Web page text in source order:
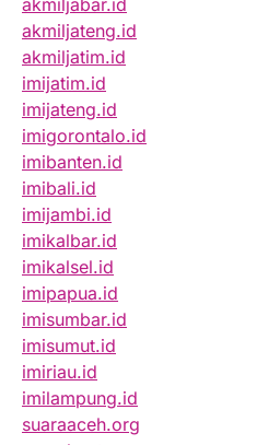
akmiljabar.id
akmiljateng.id
akmiljatim.id
imijatim.id
imijateng.id
imigorontalo.id
imibanten.id
imibali.id
imijambi.id
imikalbar.id
imikalsel.id
imipapua.id
imisumbar.id
imisumut.id
imiriau.id
imilampung.id
suaraaceh.org